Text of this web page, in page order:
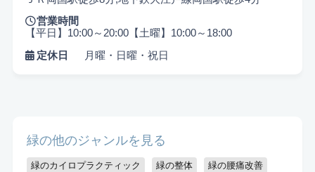
こだわり検索
営業時間
【平日】10:00～20:00【土曜】10:00～18:00
定休日
月曜・日曜・祝日
緑の他のジャンルを見る
緑のカイロプラクティック 緑の整体
緑の腰痛改善